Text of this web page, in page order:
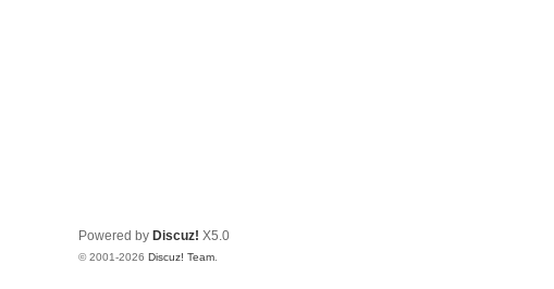
Powered by Discuz! X5.0
© 2001-2026 Discuz! Team